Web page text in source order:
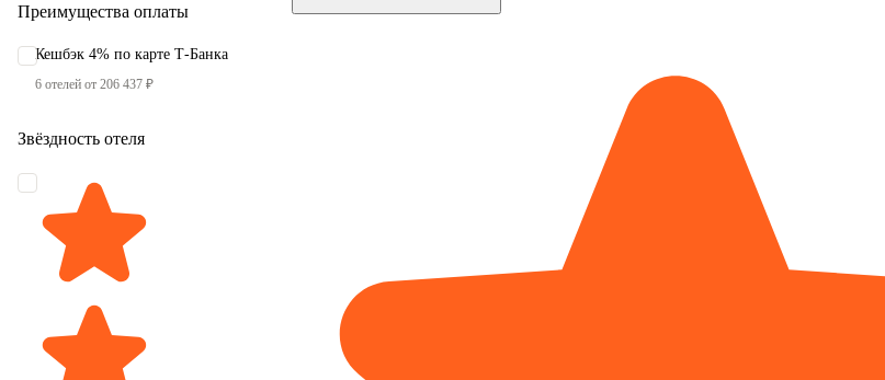
Преимущества оплаты
Кешбэк 4% по карте Т-Банка
6 отелей от 206 437 ₽
Звёздность отеля